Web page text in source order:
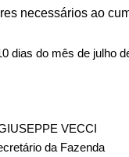
necessários ao
dias do mês de julho
VECCI
da Fazenda